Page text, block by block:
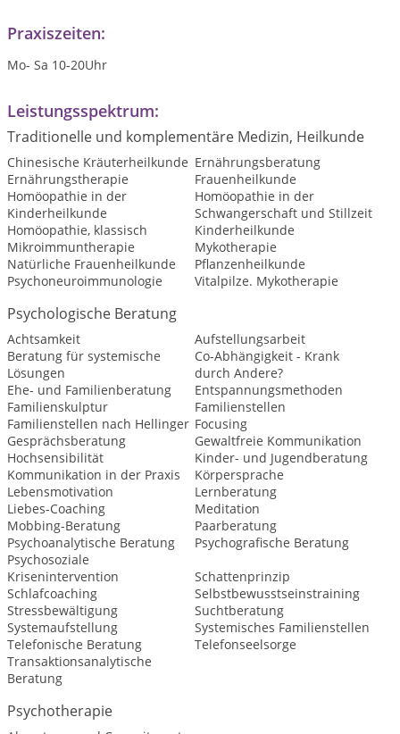
Praxiszeiten:
Mo- Sa 10-20Uhr
Leistungsspektrum:
Traditionelle und komplementäre Medizin, Heilkunde
Chinesische Kräuterheilkunde Ernährungsberatung
Ernährungstherapie
Frauenheilkunde
Homöopathie in der
Kinderheilkunde
Homöopathie in der
Schwangerschaft und Stillzeit
Homöopathie, klassisch
Kinderheilkunde
Mikroimmuntherapie
Mykotherapie
Natürliche Frauenheilkunde
Pflanzenheilkunde
Psychoneuroimmunologie
Vitalpilze. Mykotherapie
Psychologische Beratung
Achtsamkeit
Aufstellungsarbeit
Beratung für systemische
Lösungen
Co-Abhängigkeit - Krank
durch Andere?
Ehe- und Familienberatung
Entspannungsmethoden
Familienskulptur
Familienstellen
Familienstellen nach Hellinger Focusing
Gesprächsberatung
Gewaltfreie Kommunikation
Hochsensibilität
Kinder- und Jugendberatung
Kommunikation in der Praxis
Körpersprache
Lebensmotivation
Lernberatung
Liebes-Coaching
Meditation
Mobbing-Beratung
Paarberatung
Psychoanalytische Beratung
Psychografische Beratung
Psychosoziale
Krisenintervention
Schattenprinzip
Schlafcoaching
Selbstbewusstseinstraining
Stressbewältigung
Suchtberatung
Systemaufstellung
Systemisches Familienstellen
Telefonische Beratung
Telefonseelsorge
Transaktionsanalytische
Beratung
Psychotherapie